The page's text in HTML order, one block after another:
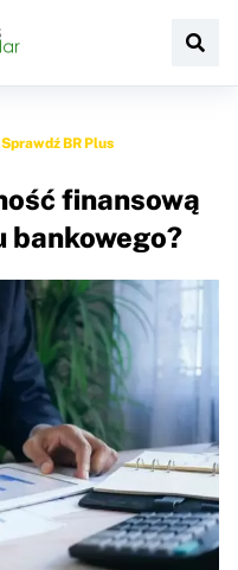
Sprawdź BR Plus
finansową